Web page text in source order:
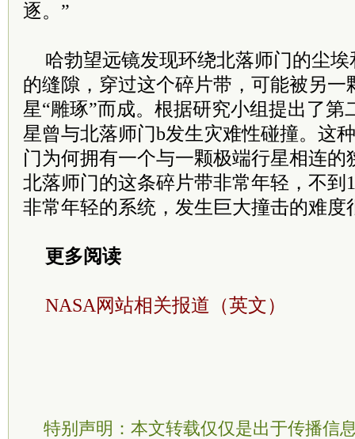
逐。”
哈勃望远镜发现环绕北落师门的尘
的缝隙，穿过这个碎片带，可能被另一
星“雕琢”而成。根据研究小组提出了第
星曾与北落师门b发生灾难性碰撞。这
门为何拥有一个与一颗极端行星相连的
北落师门的这条碎片带非常年轻，不到
非常年轻的系统，发生巨大撞击的难度
更多阅读
NASA网站相关报道（英文）
特别声明：本文转载仅仅是出于传播信